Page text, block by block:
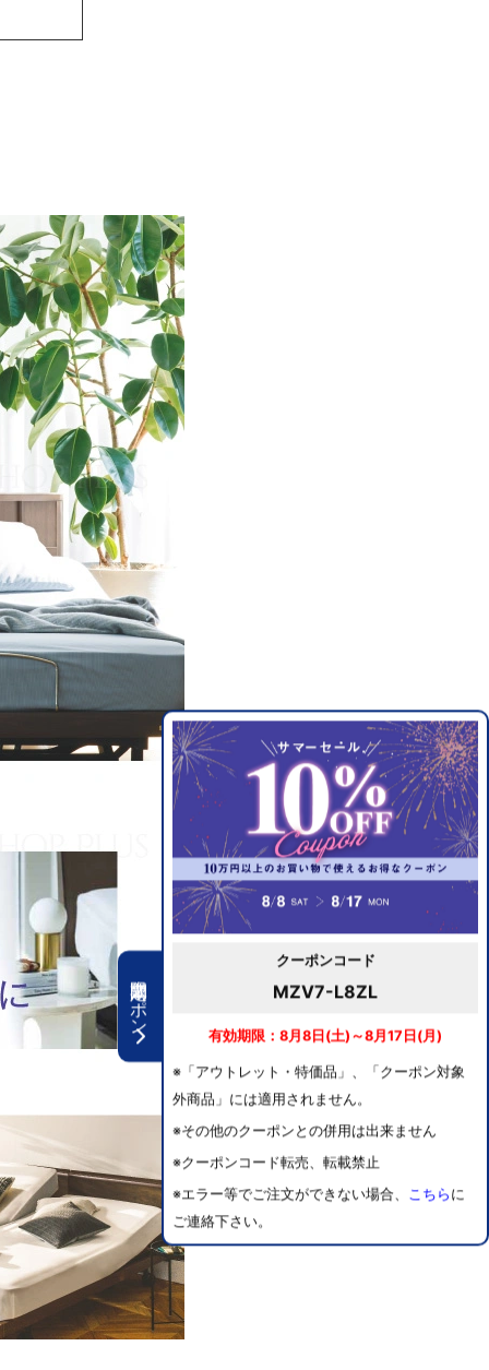
期間限定クーポン
クーポンコード
MZV7-L8ZL
有効期限：8月8日(土)～8月17日(月)
※「アウトレット・特価品」、「クーポン対象
外商品」には適用されません。
※その他のクーポンとの併用は出来ません
※クーポンコード転売、転載禁止
※エラー等でご注文ができない場合、 こちら に
ご連絡下さい。